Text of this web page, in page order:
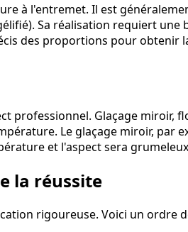
à l'entremet. Il est
Sa réalisation requiert une
des proportions pour obtenir
professionnel. Glaçage miroir,
Le glaçage miroir, par
et l'aspect sera
la réussite
rigoureuse. Voici un ordre